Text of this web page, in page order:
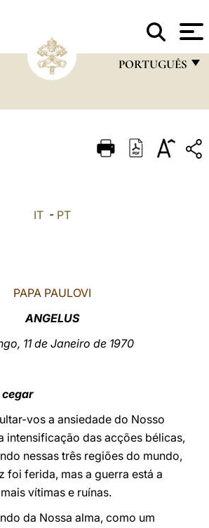
PORTUGUÊS
ITALIANO
LATINE
IT- PT
PAPA PAULOVI
ANGELUS
11 de Janeiro de 1970
vos a ansiedade do Nosso
intensificação das acções bélicas,
nessas três regiões do mundo,
foi ferida, mas a guerra está a
vítimas e ruínas.
da Nossa alma, como um